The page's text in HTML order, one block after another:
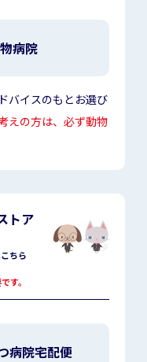
病院
バイスのもとお選び
えの方は、必ず動物
トア
ちら
す。
病院宅配便